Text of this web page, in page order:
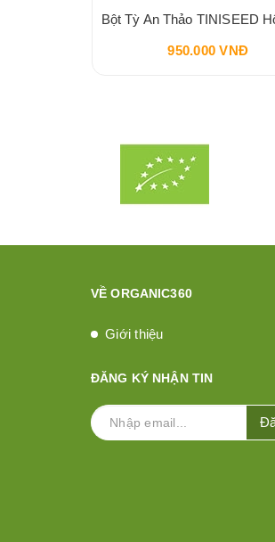
950.000 VNĐ
VỀ ORGANIC360
Giới thiệu
ĐĂNG KÝ NHẬN TIN